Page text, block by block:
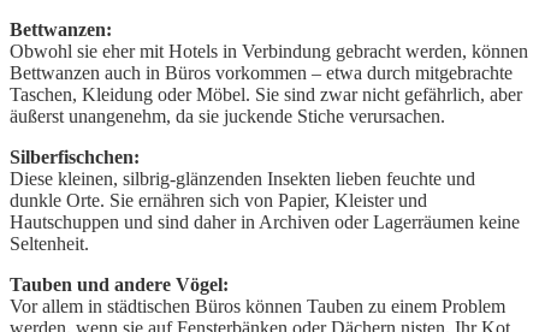
Bettwanzen:
Obwohl sie eher mit Hotels in Verbindung gebracht werden, können
Bettwanzen auch in Büros vorkommen – etwa durch mitgebrachte
Taschen, Kleidung oder Möbel. Sie sind zwar nicht gefährlich, aber
äußerst unangenehm, da sie juckende Stiche verursachen.
Silberfischchen:
Diese kleinen, silbrig-glänzenden Insekten lieben feuchte und
dunkle Orte. Sie ernähren sich von Papier, Kleister und
Hautschuppen und sind daher in Archiven oder Lagerräumen keine
Seltenheit.
Tauben und andere Vögel:
Vor allem in städtischen Büros können Tauben zu einem Problem
werden, wenn sie auf Fensterbänken oder Dächern nisten. Ihr Kot